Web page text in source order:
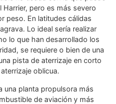
Harrier, pero es más severo
peso. En latitudes cálidas
Lo ideal sería realizar
lo que han desarrollado los
se requiere o bien de una
pista de aterrizaje en corto
oblicua.
una planta propulsora más
de aviación y más